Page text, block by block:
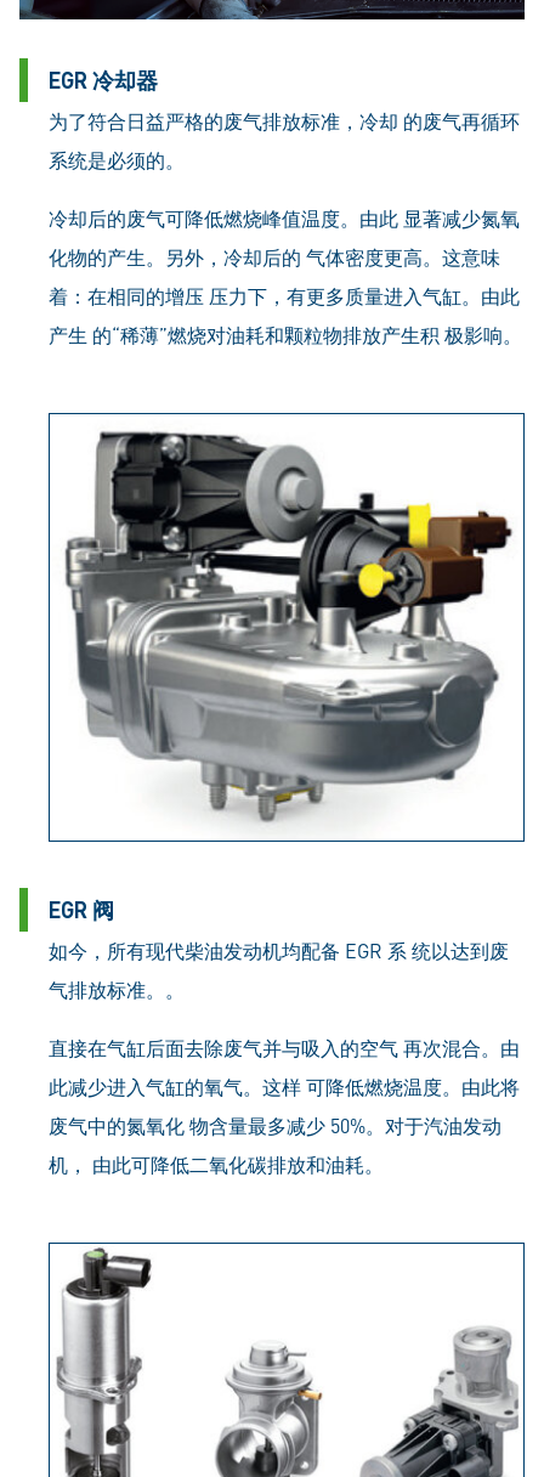
EGR 冷却器
为了符合日益严格的废气排放标准，冷却 的废气再循环
系统是必须的。
冷却后的废气可降低燃烧峰值温度。由此 显著减少氮氧
化物的产生。另外，冷却后的 气体密度更高。这意味
着：在相同的增压 压力下，有更多质量进入气缸。由此
产生 的“稀薄”燃烧对油耗和颗粒物排放产生积 极影响。
EGR 阀
如今，所有现代柴油发动机均配备 EGR 系 统以达到废
气排放标准。。
直接在气缸后面去除废气并与吸入的空气 再次混合。由
此减少进入气缸的氧气。这样 可降低燃烧温度。由此将
废气中的氮氧化 物含量最多减少 50%。对于汽油发动
机， 由此可降低二氧化碳排放和油耗。